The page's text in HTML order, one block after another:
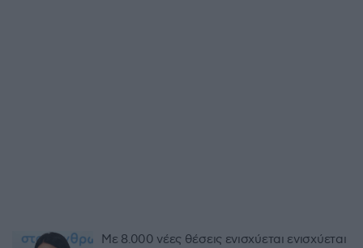
Με 8.000 νέες θέσεις ενισχύεται ενισχύεται